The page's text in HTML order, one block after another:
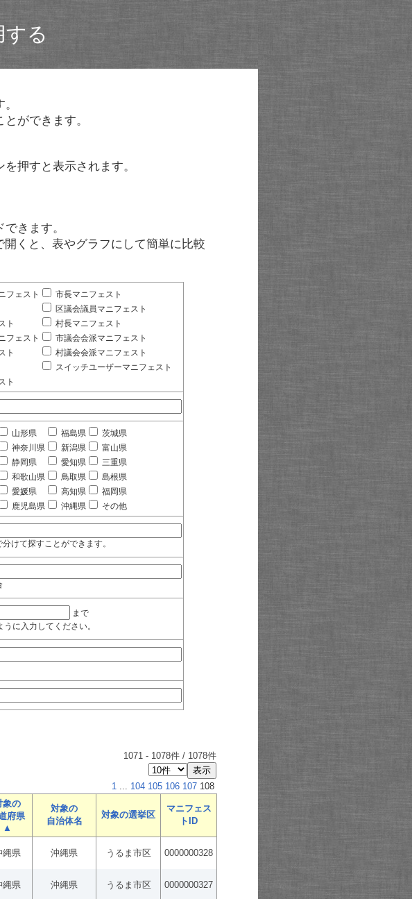
する
ができます。
押すと表示されます。
きます。
くと、表やグラフにして簡単に比較
フェスト
市長マニフェスト
区議会議員マニフェスト
ト
村長マニフェスト
フェスト
市議会会派マニフェスト
ト
村議会会派マニフェスト
スイッチユーザーマニフェスト
ト
山形県 福島県
茨城県
神奈川県 新潟県
富山県
静岡県 愛知県
三重県
和歌山県 鳥取県
島根県
愛媛県 高知県
福岡県
鹿児島県 沖縄県 その他
けて探すことができます。
まで
入力してください。
1071 - 1078件 / 1078件
1 ... 104 105 106 107 108
象の
府県
▲
対象の
自治体名
対象の選挙区
マニフェス
トID
縄県 沖縄県 うるま市区 0000000328
縄県 沖縄県 うるま市区 0000000327